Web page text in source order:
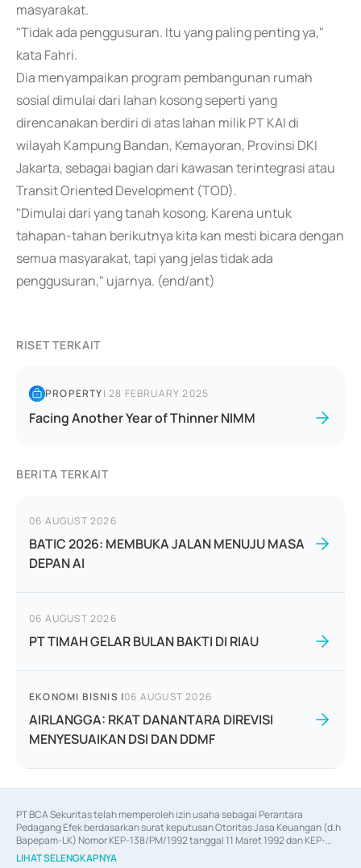
masyarakat.
"Tidak ada penggusuran. Itu yang paling penting ya,"
kata Fahri.
Dia menyampaikan program pembangunan rumah
sosial dimulai dari lahan kosong seperti yang
direncanakan berdiri di atas lahan milik PT KAI di
wilayah Kampung Bandan, Kemayoran, Provinsi DKI
Jakarta, sebagai bagian dari kawasan terintegrasi atau
Transit Oriented Development (TOD).
"Dimulai dari yang tanah kosong. Karena untuk
tahapan-tahan berikutnya kita kan mesti bicara dengan
semua masyarakat, tapi yang jelas tidak ada
penggusuran," ujarnya. (end/ant)
RISET TERKAIT
PROPERTY|28 FEBRUARY 2025
Facing Another Year of Thinner NIMM
BERITA TERKAIT
06 AUGUST 2026
BATIC 2026: MEMBUKA JALAN MENUJU MASA
DEPAN AI
06 AUGUST 2026
PT TIMAH GELAR BULAN BAKTI DI RIAU
EKONOMI BISNIS |06 AUGUST 2026
AIRLANGGA: RKAT DANANTARA DIREVISI
MENYESUAIKAN DSI DAN DDMF
PT BCA Sekuritas telah memperoleh izin usaha sebagai Perantara
Pedagang Efek berdasarkan surat keputusan Otoritas Jasa Keuangan (d.h
Bapepam-LK) Nomor KEP-138/PM/1992 tanggal 11 Maret 1992 dan KEP-
06/D.04/2014 tanggal 28 Februari 2014, izin usaha sebagai Penjamin Emisi
LIHAT SELENGKAPNYA